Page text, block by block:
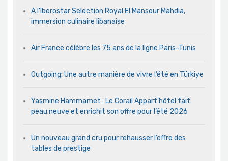
A l’Iberostar Selection Royal El Mansour Mahdia,
immersion culinaire libanaise
Air France célèbre les 75 ans de la ligne Paris-Tunis
Outgoing: Une autre manière de vivre l’été en Türkiye
Yasmine Hammamet : Le Corail Appart’hôtel fait
peau neuve et enrichit son offre pour l’été 2026
Un nouveau grand cru pour rehausser l’offre des
tables de prestige